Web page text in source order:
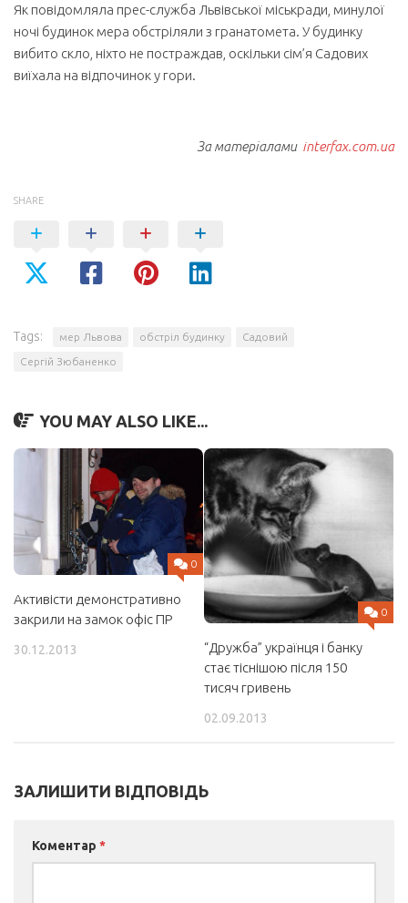
Як повідомляла прес-служба Львівської міськради, минулої
ночі будинок мера обстріляли з гранатомета. У будинку
вибито скло, ніхто не постраждав, оскільки сім’я Садових
виїхала на відпочинок у гори.
За матеріалами interfax.com.ua
SHARE
Tags: мер Львова обстріл будинку Садовий
Сергій Зюбаненко
YOU MAY ALSO LIKE...
0
Активісти демонстративно
закрили на замок офіс ПР
30.12.2013
0
“Дружба” українця і банку
стає тіснішою після 150
тисяч гривень
02.09.2013
ЗАЛИШИТИ ВІДПОВІДЬ
Коментар *